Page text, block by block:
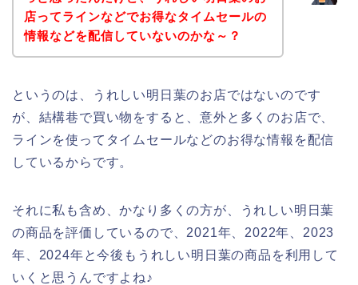
店ってラインなどでお得なタイムセールの
情報などを配信していないのかな～？
というのは、うれしい明日葉のお店ではないのです
が、結構巷で買い物をすると、意外と多くのお店で、
ラインを使ってタイムセールなどのお得な情報を配信
しているからです。
それに私も含め、かなり多くの方が、うれしい明日葉
の商品を評価しているので、2021年、2022年、2023
年、2024年と今後もうれしい明日葉の商品を利用して
いくと思うんですよね♪